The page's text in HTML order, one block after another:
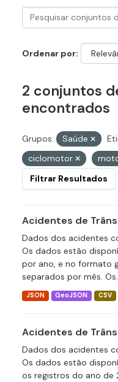
Ordenar por
2 conjuntos
encontrados
Grupos: Saúde
ciclomotor
Filtrar Resultados
Acidentes de
Dados dos acidentes
Os dados estão
por ano, e no formato
separados por mês.
JSON GeoJSON CSV
Acidentes de
Dados dos acidentes
Os dados estão
os registros do ano de